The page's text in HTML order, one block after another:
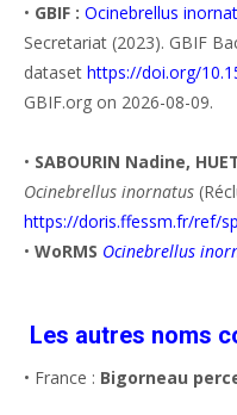
• GBIF : Ocinebrellus
Secretariat (2023). GBIF
dataset https://doi.org/
GBIF.org on 2026-08-09.
• SABOURIN Nadine,
Ocinebrellus inornatus
https://doris.ffessm.fr/ref/
• WoRMS Ocinebrellus
Les autres noms
• France : Bigorneau